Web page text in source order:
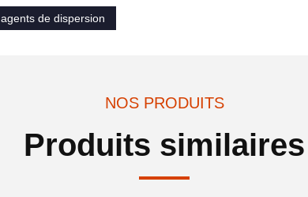
agents de dispersion
NOS PRODUITS
Produits similaires